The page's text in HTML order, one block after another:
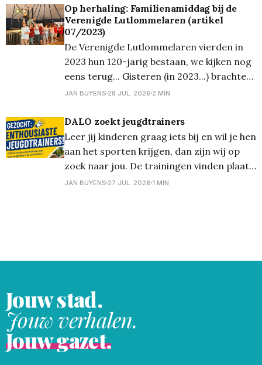
chocoladebroodjes, knapperige croissants
én voor de liefhebbers al een vloeibaar
ontbijt – de welbekende 'glazen boterham'
– stapte de bende welgemoed de trein op
richting
Op herhaling: Familienamiddag bij de
Verenigde Lutlommelaren (artikel
07/2023)
De Verenigde Lutlommelaren vierden in
2023 hun 120-jarig bestaan, we kijken nog
eens terug... Gisteren (in 2023...) brachten
we u reeds foto's van de receptie op
wat foto's van het 'Fiets 'm erin'
evenement van
JAN BUYENS 28 JUL. 2026 2 MIN
DALO zoekt jeugdtrainers
Leer jij kinderen graag iets bij en wil je hen
aan het sporten krijgen, dan zijn wij op
zoek naar jou. De trainingen vinden plaats
op dinsdag en donderdag. Tijdens het
JAN BUYENS 27 JUL. 2026 1 MIN
Jouw stad.
Jouw verhalen.
Jouw gazet.